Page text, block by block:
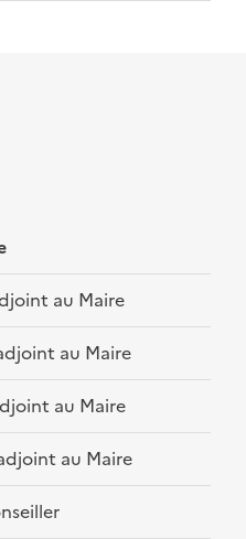
au Maire
au Maire
au Maire
au Maire